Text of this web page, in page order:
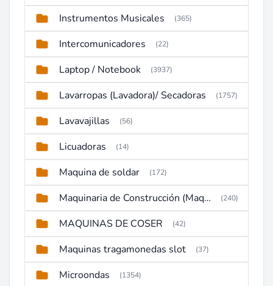
Instrumentos Musicales (365)
Intercomunicadores (22)
Laptop / Notebook (3937)
Lavarropas (Lavadora)/ Secadoras (1757)
Lavavajillas (56)
Licuadoras (14)
Maquina de soldar (172)
Maquinaria de Construcción (Maquinaria Pesada) (240)
MAQUINAS DE COSER (42)
Maquinas tragamonedas slot (37)
Microondas (1354)